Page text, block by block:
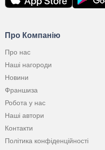
Про Компанію
Про нас
Наші нагороди
Новини
Франшиза
Робота у нас
Наші автори
Контакти
Політика конфіденційності